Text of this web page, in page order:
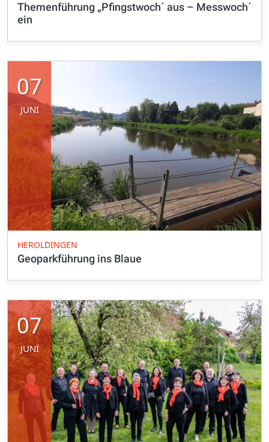
Themenführung „Pfingstwoch´ aus – Messwoch´
ein
07
JUNI
HEROLDINGEN
Geoparkführung ins Blaue
07
JUNI